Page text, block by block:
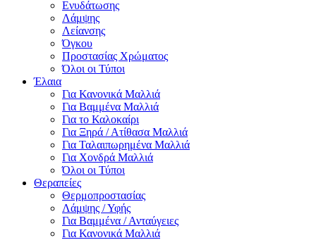
Ενυδάτωσης
Λάμψης
Λείανσης
Όγκου
Προστασίας Χρώματος
Όλοι οι Τύποι
Έλαια
Για Κανονικά Μαλλιά
Για Βαμμένα Μαλλιά
Για το Καλοκαίρι
Για Ξηρά / Ατίθασα Μαλλιά
Για Ταλαιπωρημένα Μαλλιά
Για Χονδρά Μαλλιά
Όλοι οι Τύποι
Θεραπείες
Θερμοπροστασίας
Λάμψης / Υφής
Για Βαμμένα / Ανταύγειες
Για Κανονικά Μαλλιά